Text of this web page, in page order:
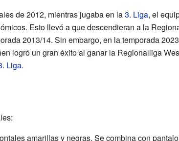
de 2012, mientras jugaba en la3. Liga, el
Esto llevó a que descendieran a la
2013/14. Sin embargo, en la temporada
logró un gran éxito al ganar la Regionalliga
Liga.
amarillas y negras. Se combina con